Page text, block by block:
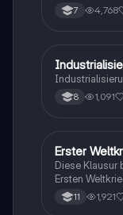
7 4,768
IGeschichte
8 1,091
Geschichte
Erster
Diese Klausur
Ersten
der Julikrise
11 1,921